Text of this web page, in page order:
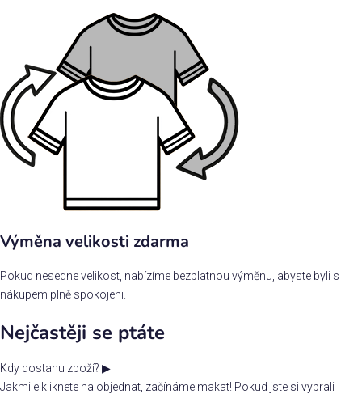
Výměna velikosti zdarma
Pokud nesedne velikost, nabízíme bezplatnou výměnu, abyste byli s
nákupem plně spokojeni.
Nejčastěji se ptáte
Kdy dostanu zboží? ▶
Jakmile kliknete na objednat, začínáme makat! Pokud jste si vybrali